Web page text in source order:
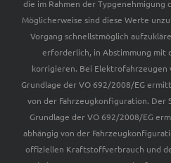
die im Rahmen der Typgenehmigung
Möglicherweise sind diese Werte
Vorgang schnellstmöglich
erforderlich, in Abstimmung mit
korrigieren. Bei
Grundlage der VO 692/2008/EG
von der Fahrzeugkonfiguration. Der
Grundlage der VO 692/2008/EG
abhängig von der
offiziellen Kraftstoffverbrauch und